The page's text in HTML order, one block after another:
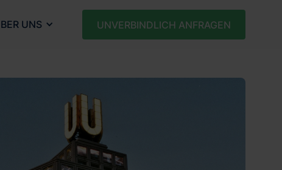
UNS UNVERBINDLICH ANFRAGEN